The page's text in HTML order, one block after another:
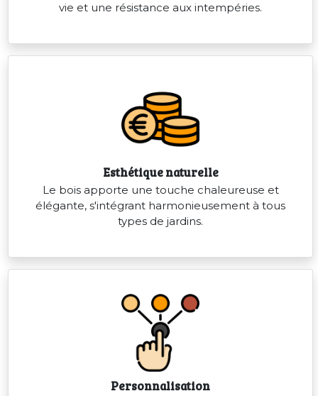
vie et une résistance aux intempéries.
Esthétique naturelle
Le bois apporte une touche chaleureuse et
élégante, s'intégrant harmonieusement à tous
types de jardins.
Personnalisation